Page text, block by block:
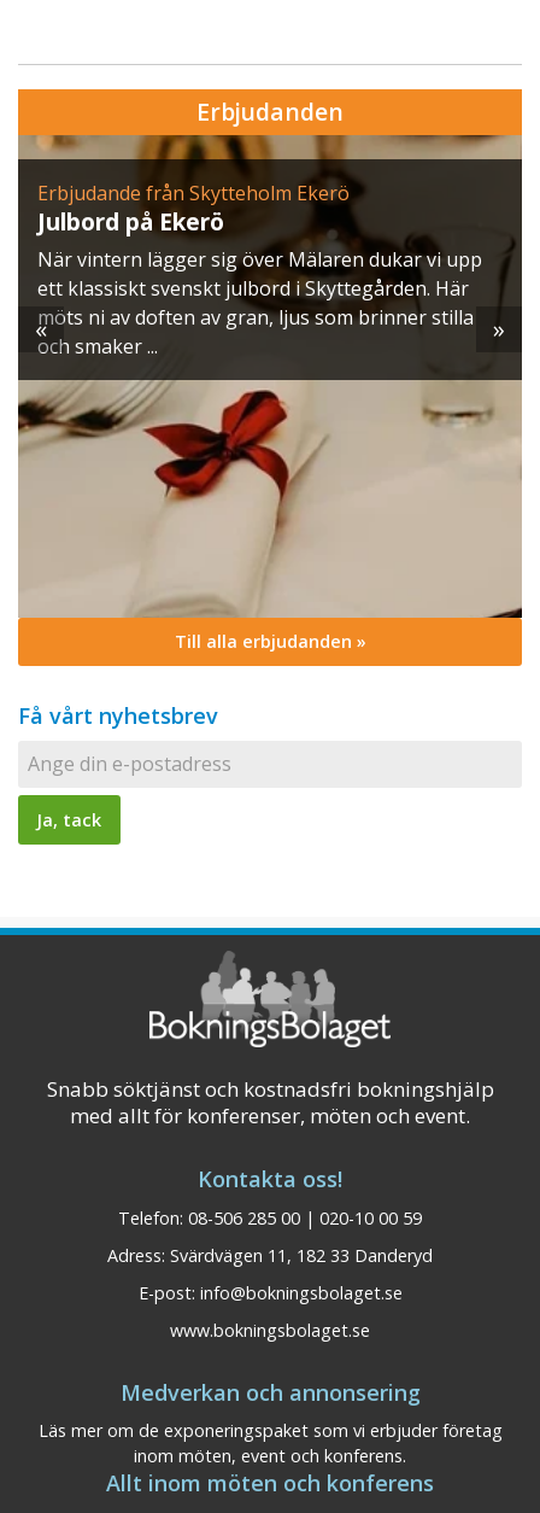
Erbjudanden
Erbjudande från Skytteholm Ekerö
Julbord på Ekerö
När vintern lägger sig över Mälaren dukar vi upp
ett klassiskt svenskt julbord i Skyttegården. Här
möts ni av doften av gran, ljus som brinner stilla
och smaker ...
« »
Till alla erbjudanden »
Få vårt nyhetsbrev
Snabb söktjänst och kostnadsfri bokningshjälp
med allt för konferenser, möten och event.
Kontakta oss!
Telefon: 08-506 285 00 | 020-10 00 59
Adress: Svärdvägen 11, 182 33 Danderyd
E-post: info@bokningsbolaget.se
www.bokningsbolaget.se
Medverkan och annonsering
Läs mer om de exponeringspaket som vi erbjuder företag
inom möten, event och konferens.
Allt inom möten och konferens